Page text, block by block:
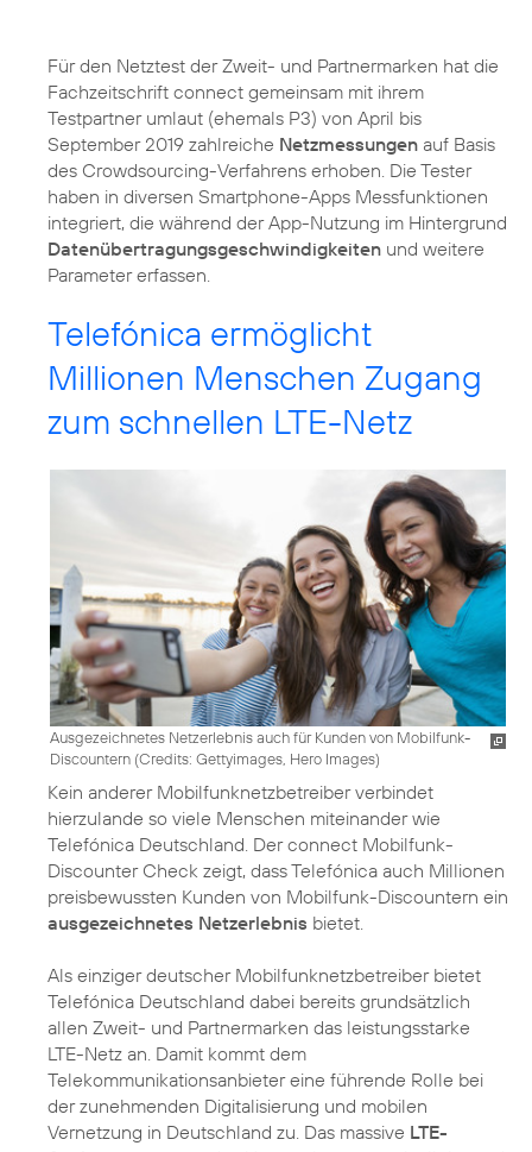
Für den Netztest der Zweit- und Partnermarken hat die
Fachzeitschrift connect gemeinsam mit ihrem
Testpartner umlaut (ehemals P3) von April bis
September 2019 zahlreiche Netzmessungen auf Basis
des Crowdsourcing-Verfahrens erhoben. Die Tester
haben in diversen Smartphone-Apps Messfunktionen
integriert, die während der App-Nutzung im Hintergrund
Datenübertragungsgeschwindigkeiten und weitere
Telefónica ermöglicht
Millionen Menschen Zugang
zum schnellen LTE-Netz
Ausgezeichnetes Netzerlebnis auch für Kunden von Mobilfunk-
Discountern (Credits: Gettyimages, Hero Images)
Kein anderer Mobilfunknetzbetreiber verbindet
hierzulande so viele Menschen miteinander wie
Telefónica Deutschland. Der connect Mobilfunk-
Discounter Check zeigt, dass Telefónica auch Millionen
preisbewussten Kunden von Mobilfunk-Discountern ein
ausgezeichnetes Netzerlebnis bietet.
Als einziger deutscher Mobilfunknetzbetreiber bietet
Telefónica Deutschland dabei bereits grundsätzlich
allen Zweit- und Partnermarken das leistungsstarke
LTE-Netz an. Damit kommt dem
Telekommunikationsanbieter eine führende Rolle bei
der zunehmenden Digitalisierung und mobilen
Vernetzung in Deutschland zu. Das massive LTE-